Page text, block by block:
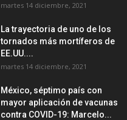
martes 14 diciembre, 2021
La trayectoria de uno de los
tornados más mortíferos de
EE.UU....
martes 14 diciembre, 2021
México, séptimo país con
mayor aplicación de vacunas
contra COVID-19: Marcelo...